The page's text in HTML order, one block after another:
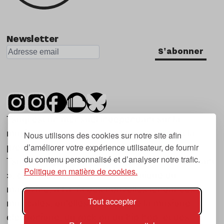
Nous utilisons des cookies sur notre site afin
d’améliorer votre expérience utilisateur, de fournir
du contenu personnalisé et d’analyser notre trafic.
Politique en matière de cookies.
Tout accepter
Newsletter
S'abonner
Tsugi est un mensuel indépendant sur la
musique et les nouvelles tendances, dont la
première parution date de 2007.
Tsugi en japonais signifie « prochain », « suivant
», ce qui correspond à la thématique du
magazine, à l’affût des nouvelles tendances
musicales, qu’elles viennent de la musique
électronique, du rock ou du hip hop, et des